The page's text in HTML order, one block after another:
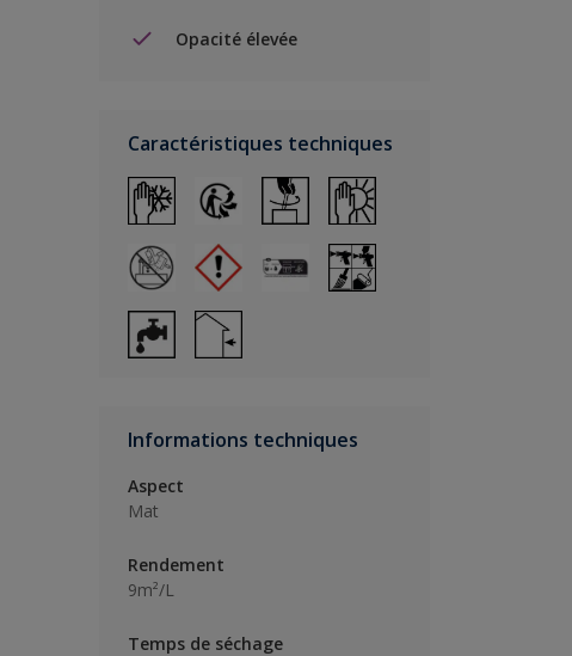
Opacité élevée
Caractéristiques techniques
Informations techniques
Aspect
Mat
Rendement
9m²/L
Temps de séchage